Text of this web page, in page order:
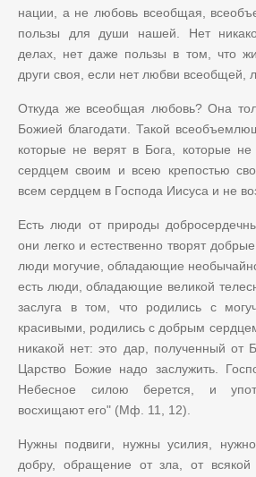
нации, а не любовь всеобщая,
пользы для души нашей. Нет
делах, нет даже пользы в том, что
други своя, если нет любви всеобщей,
Откуда же всеобщая любовь? Она
Божией благодати. Такой
которые не верят в Бога, которые
сердцем своим и всею крепостью
всем сердцем в Господа Иисуса и не
Есть люди от природы
они легко и естественно творят
люди могучие, обладающие
есть люди, обладающие великой
заслуга в том, что родились с
красивыми, родились с добрым
никакой нет: это дар, полученный от
Царство Божие надо заслужить.
Небесное силою берется, и
восхищают его" (Мф. 11, 12).
Нужны подвиги, нужны усилия,
добру, обращение от зла, от всякой